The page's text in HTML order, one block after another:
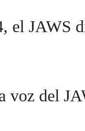
el JAWS
voz del